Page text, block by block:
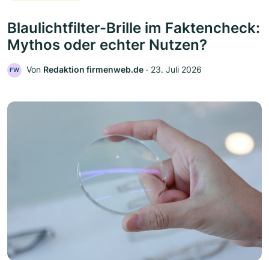
Blaulichtfilter-Brille im Faktencheck:
Mythos oder echter Nutzen?
FW Von Redaktion firmenweb.de ‧ 23. Juli 2026